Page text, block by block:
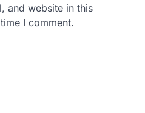
and website in this
I comment.